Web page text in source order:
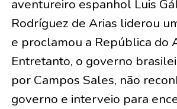
aventureiro espanhol Luis
Rodríguez de Arias liderou
e proclamou a República do
Entretanto, o governo
por Campos Sales, não
governo e interveio para